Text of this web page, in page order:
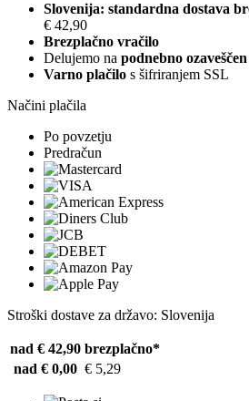
Slovenija: standardna dostava
€ 42,90
Brezplačno vračilo
Delujemo na podnebno
Varno plačilo s šifriranjem SSL
Načini plačila
Po povzetju
Predračun
Stroški dostave za državo: Slovenija
nad € 42,90 brezplačno*
nad € 0,00 € 5,29